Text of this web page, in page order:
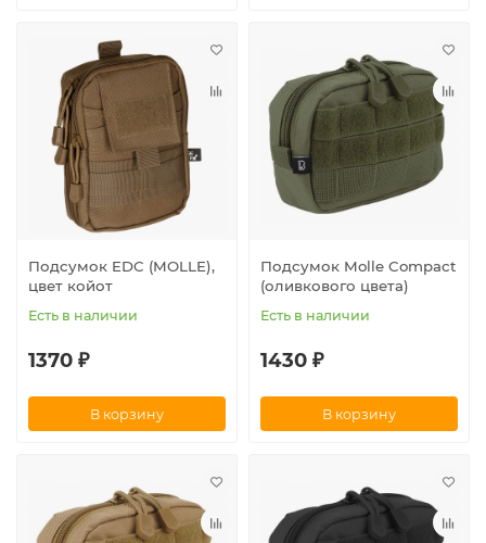
Подсумок EDC (MOLLE),
цвет койот
Есть в наличии
1370 ₽
В корзину
Подсумок Molle Compact
(оливкового цвета)
Есть в наличии
1430 ₽
В корзину